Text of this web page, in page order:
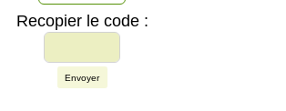
Recopier le code :
Envoyer